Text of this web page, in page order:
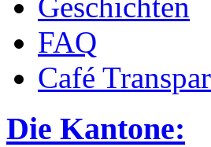
FAQ
Café
Die Kantone: